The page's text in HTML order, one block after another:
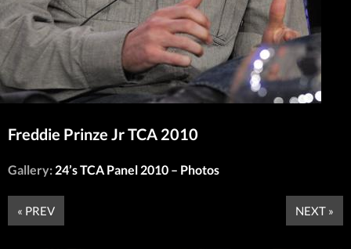
Freddie Prinze Jr TCA 2010
Gallery: 24’s TCA Panel 2010 – Photos
« PREV NEXT »